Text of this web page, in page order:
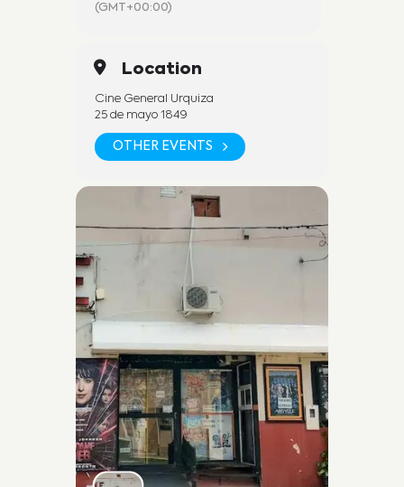
(GMT+00:00)
Location
Cine General Urquiza
25 de mayo 1849
OTHER EVENTS